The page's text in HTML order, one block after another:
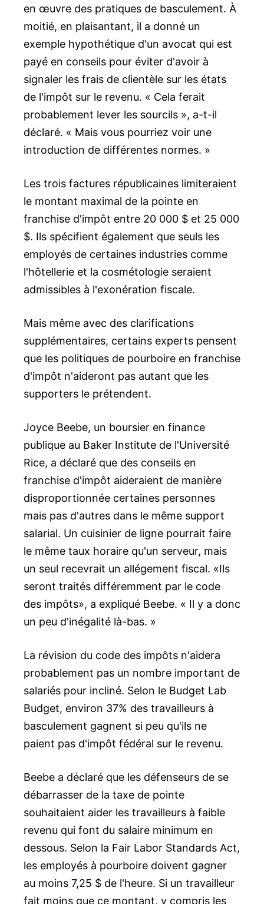
en œuvre des pratiques de basculement. À
moitié, en plaisantant, il a donné un
exemple hypothétique d'un avocat qui est
payé en conseils pour éviter d'avoir à
signaler les frais de clientèle sur les états
de l'impôt sur le revenu. « Cela ferait
probablement lever les sourcils », a-t-il
déclaré. « Mais vous pourriez voir une
introduction de différentes normes. »
Les trois factures républicaines limiteraient
le montant maximal de la pointe en
franchise d'impôt entre 20 000 $ et 25 000
$. Ils spécifient également que seuls les
employés de certaines industries comme
l'hôtellerie et la cosmétologie seraient
admissibles à l'exonération fiscale.
Mais même avec des clarifications
supplémentaires, certains experts pensent
que les politiques de pourboire en franchise
d'impôt n'aideront pas autant que les
supporters le prétendent.
Joyce Beebe, un boursier en finance
publique au Baker Institute de l'Université
Rice, a déclaré que des conseils en
franchise d'impôt aideraient de manière
disproportionnée certaines personnes
mais pas d'autres dans le même support
salarial. Un cuisinier de ligne pourrait faire
le même taux horaire qu'un serveur, mais
un seul recevrait un allégement fiscal. «Ils
seront traités différemment par le code
des impôts», a expliqué Beebe. « Il y a donc
un peu d'inégalité là-bas. »
La révision du code des impôts n'aidera
probablement pas un nombre important de
salariés pour incliné. Selon le Budget Lab
Budget, environ 37% des travailleurs à
basculement gagnent si peu qu'ils ne
paient pas d'impôt fédéral sur le revenu.
Beebe a déclaré que les défenseurs de se
débarrasser de la taxe de pointe
souhaitaient aider les travailleurs à faible
revenu qui font du salaire minimum en
dessous. Selon la Fair Labor Standards Act,
les employés à pourboire doivent gagner
au moins 7,25 $ de l'heure. Si un travailleur
fait moins que ce montant, y compris les